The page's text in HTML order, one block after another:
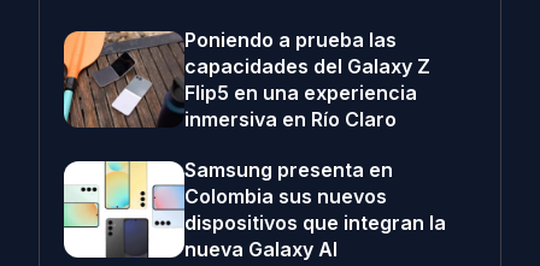
Poniendo a prueba las
capacidades del Galaxy Z
Flip5 en una experiencia
inmersiva en Río Claro
Samsung presenta en
Colombia sus nuevos
dispositivos que integran la
nueva Galaxy AI